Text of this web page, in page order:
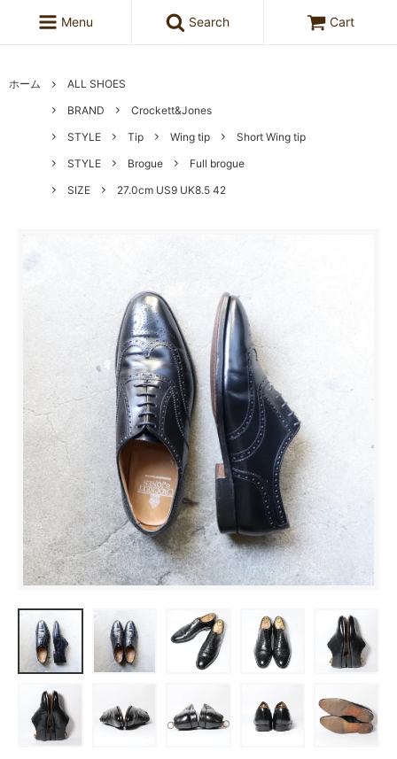
Menu Search Cart
ホーム
ALL SHOES
BRAND
Crockett&Jones
STYLE
Tip Wing tip
Short Wing tip
STYLE
Brogue
Full brogue
SIZE
27.0cm US9 UK8.5 42